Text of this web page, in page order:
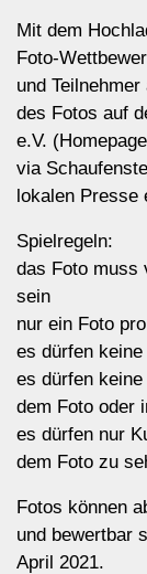
Mit dem
Foto-
und
des Fotos auf
e.V.
via
lokalen Presse
Spielregeln:
das Foto muss
sein
nur ein Foto
es dürfen
es dürfen
dem Foto oder
es dürfen nur
dem Foto zu
Fotos können
und bewertbar
April 2021.